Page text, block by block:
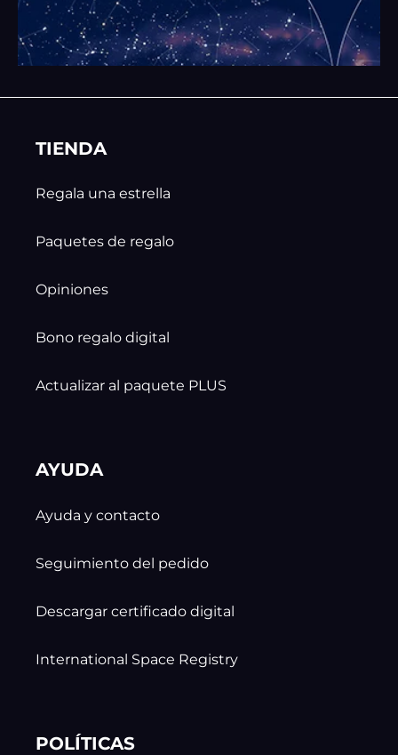
TIENDA
Regala una estrella
Paquetes de regalo
Opiniones
Bono regalo digital
Actualizar al paquete PLUS
AYUDA
Ayuda y contacto
Seguimiento del pedido
Descargar certificado digital
International Space Registry
POLÍTICAS